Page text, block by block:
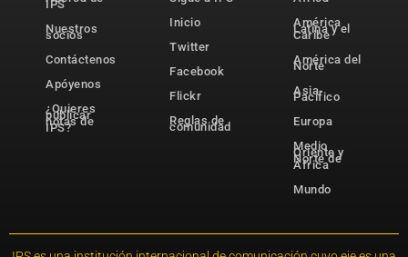
IPS
Nuestros
socios
Contáctenos
Apóyenos
¿Quieres
publicar
notas de
IPS?
Inicio
Twitter
Facebook
Flickr
Reglas de
comunidad
América
Latina y el
Caribe
América del
Norte
Asia-
Pacífico
Europa
Medio
Oriente y
Norte de
África
Mundo